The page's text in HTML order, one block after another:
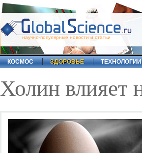
научно-популярные новости и статьи
КОСМОС ЗДОРОВЬЕ ТЕХНОЛОГИИ
Холин влияет